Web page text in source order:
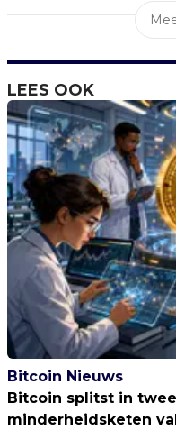
LEES OOK
Bitcoin Nieuws
Bitcoin splitst in
minderheidsketen